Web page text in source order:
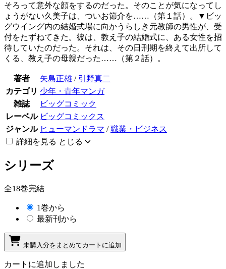
そろって意外な顔をするのだった。そのことが気になってし
ょうがない久美子は、ついお節介を……（第１話）。▼ビッ
グウイング内の結婚式場に向かうらしき元教師の男性が、受
付をたずねてきた。彼は、教え子の結婚式に、ある女性を招
待していたのだった。それは、その日刑期を終えて出所して
くる、教え子の母親だった……（第２話）。
著者 矢島正雄 / 引野真二
カテゴリ 少年・青年マンガ
雑誌
ビッグコミック
レーベル ビッグコミックス
ジャンル ヒューマンドラマ /職業・ビジネス
詳細を見る とじる
シリーズ
全18巻完結
1巻から
最新刊から
未購入分をまとめてカートに追加
カートに追加しました